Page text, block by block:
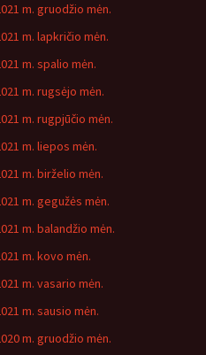
m. gruodžio mėn.
m. lapkričio mėn.
m. spalio mėn.
m. rugsėjo mėn.
m. rugpjūčio mėn.
m. liepos mėn.
m. birželio mėn.
m. gegužės mėn.
m. balandžio mėn.
m. kovo mėn.
m. vasario mėn.
m. sausio mėn.
m. gruodžio mėn.